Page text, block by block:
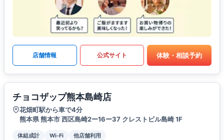
店舗情報 公式サイト 体験・相談予約
チョコザップ熊本島崎店
花畑町駅から車で4分
熊本県 熊本市 西区島崎2ー16ー37 クレストビル島崎 1F
体組成計 Wi-Fi 他店舗利用